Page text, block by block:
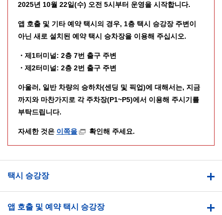
2025년 10월 22일(수) 오전 5시부터 운영을 시작합니다.
앱 호출 및 기타 예약 택시의 경우, 1층 택시 승강장 주변이
아닌 새로 설치된 예약 택시 승차장을 이용해 주십시오.
・제1터미널: 2층 7번 출구 주변
・제2터미널: 2층 2번 출구 주변
아울러, 일반 차량의 승하차(센딩 및 픽업)에 대해서는, 지금
까지와 마찬가지로 각 주차장(P1~P5)에서 이용해 주시기를
부탁드립니다.
자세한 것은 이쪽을 확인해 주세요.
택시 승강장
앱 호출 및 예약 택시 승강장